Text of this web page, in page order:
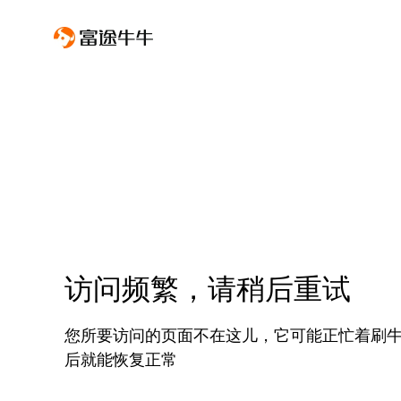
访问频繁，请稍后重试
您所要访问的页面不在这儿，它可能正忙着刷
后就能恢复正常